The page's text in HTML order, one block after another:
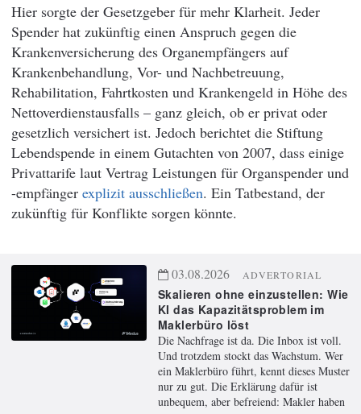
Hier sorgte der Gesetzgeber für mehr Klarheit. Jeder
Spender hat zukünftig einen Anspruch gegen die
Krankenversicherung des Organempfängers auf
Krankenbehandlung, Vor- und Nachbetreuung,
Rehabilitation, Fahrtkosten und Krankengeld in Höhe des
Nettoverdienstausfalls – ganz gleich, ob er privat oder
gesetzlich versichert ist. Jedoch berichtet die Stiftung
Lebendspende in einem Gutachten von 2007, dass einige
Privattarife laut Vertrag Leistungen für Organspender und
-empfänger explizit ausschließen. Ein Tatbestand, der
zukünftig für Konflikte sorgen könnte.
03.08.2026 ADVERTORIAL
Skalieren ohne einzustellen: Wie
KI das Kapazitätsproblem im
Maklerbüro löst
Die Nachfrage ist da. Die Inbox ist voll.
Und trotzdem stockt das Wachstum. Wer
ein Maklerbüro führt, kennt dieses Muster
nur zu gut. Die Erklärung dafür ist
unbequem, aber befreiend: Makler haben